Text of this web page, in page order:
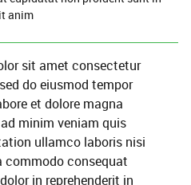
anim
sit amet consectetur
do eiusmod tempor
et dolore magna
minim veniam quis
ullamco laboris nisi
commodo consequat
in reprehenderit in